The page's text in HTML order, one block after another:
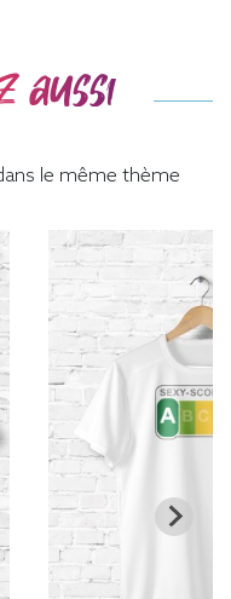
aussi
le même thème